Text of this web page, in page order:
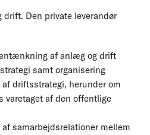
drift. Den private leverandør
af anlæg og drift
samt organisering
driftsstrategi, herunder om
varetaget af den offentlige
samarbejdsrelationer mellem